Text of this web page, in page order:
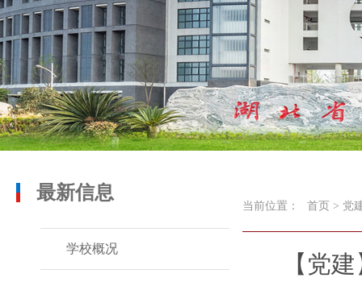
最新信息
学校概况
当前位置： 首页 > 党
【党